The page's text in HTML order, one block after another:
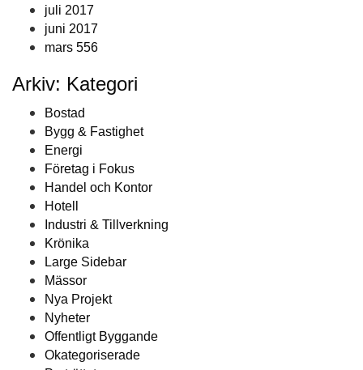
juli 2017
juni 2017
mars 556
Arkiv: Kategori
Bostad
Bygg & Fastighet
Energi
Företag i Fokus
Handel och Kontor
Hotell
Industri & Tillverkning
Krönika
Large Sidebar
Mässor
Nya Projekt
Nyheter
Offentligt Byggande
Okategoriserade